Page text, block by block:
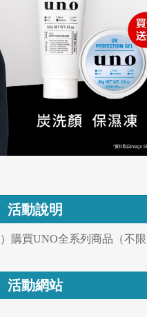
活動說明
購買UNO全系列商品（不
活動網站